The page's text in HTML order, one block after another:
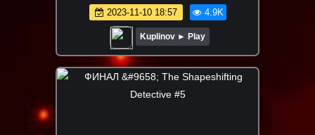
2023-11-10 18:57 4.9K
Kuplinov ► Play